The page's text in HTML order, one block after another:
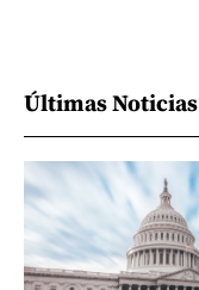
Últimas Noticias